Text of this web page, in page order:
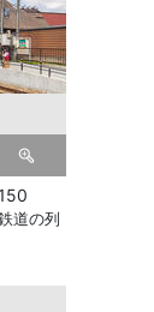
道の列